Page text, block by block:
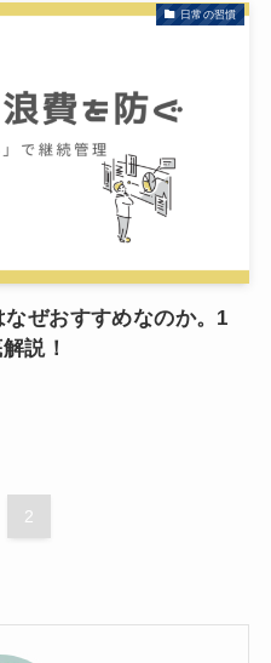
日常の習慣
ぜおすすめなのか。1
説！
2